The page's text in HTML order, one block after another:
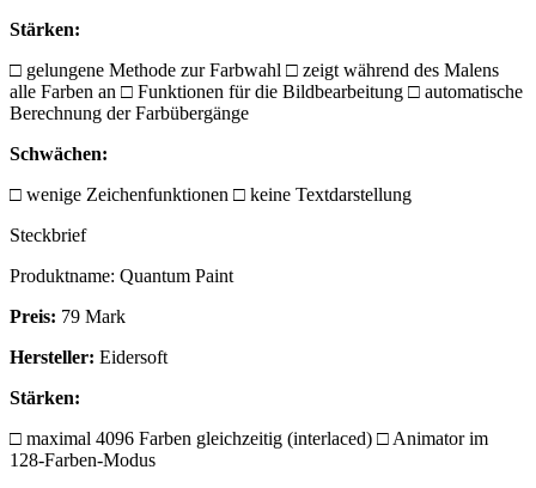
Stärken:
□ gelungene Methode zur Farbwahl □ zeigt während des Malens
alle Farben an □ Funktionen für die Bildbearbeitung □ automatische
Berechnung der Farbübergänge
Schwächen:
□ wenige Zeichenfunktionen □ keine Textdarstellung
Steckbrief
Produktname: Quantum Paint
Preis: 79 Mark
Hersteller: Eidersoft
Stärken:
□ maximal 4096 Farben gleichzeitig (interlaced) □ Animator im
128-Farben-Modus